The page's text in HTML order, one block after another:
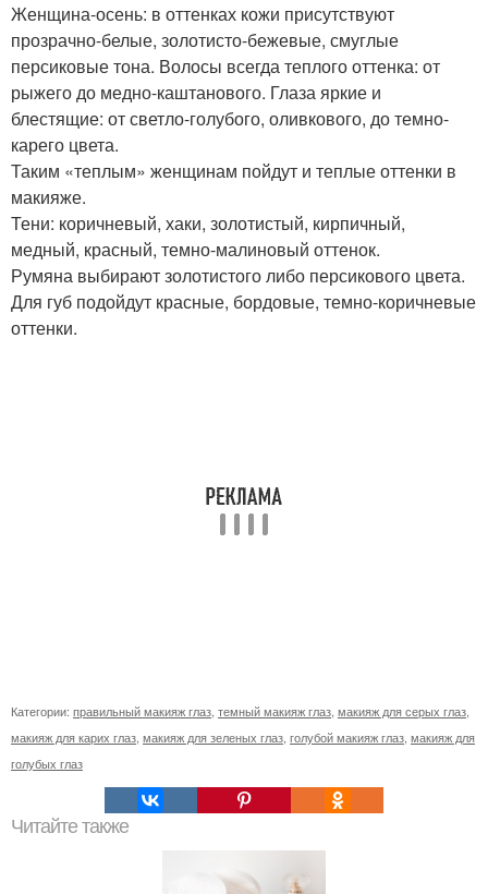
Женщина-осень: в оттенках кожи присутствуют
прозрачно-белые, золотисто-бежевые, смуглые
персиковые тона. Волосы всегда теплого оттенка: от
рыжего до медно-каштанового. Глаза яркие и
блестящие: от светло-голубого, оливкового, до темно-
карего цвета.
Таким «теплым» женщинам пойдут и теплые оттенки в
макияже.
Тени: коричневый, хаки, золотистый, кирпичный,
медный, красный, темно-малиновый оттенок.
Румяна выбирают золотистого либо персикового цвета.
Для губ подойдут красные, бордовые, темно-коричневые
оттенки.
Категории: правильный макияж глаз темный макияж глаз макияж для серых глаз
макияж для карих глаз макияж для зеленых глаз голубой макияж глаз макияж для
голубых глаз
Читайте также